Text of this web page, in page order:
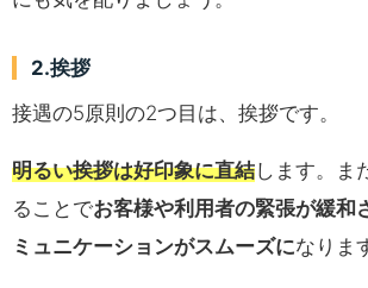
2.挨拶
接遇の5原則の2つ目は、挨拶です。
明るい挨拶は好印象に直結します。ま
ることでお客様や利用者の緊張が緩和
ミュニケーションがスムーズになりま